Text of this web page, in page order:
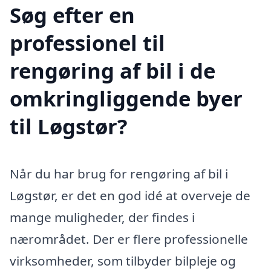
Søg efter en
professionel til
rengøring af bil i de
omkringliggende byer
til Løgstør?
Når du har brug for rengøring af bil i
Løgstør, er det en god idé at overveje de
mange muligheder, der findes i
nærområdet. Der er flere professionelle
virksomheder, som tilbyder bilpleje og